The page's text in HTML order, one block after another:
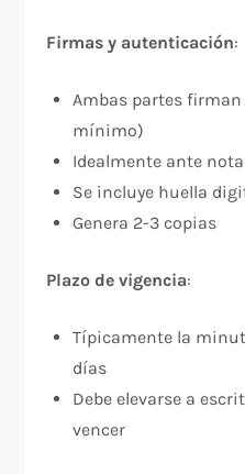
Firmas y autenticación:​
Ambas partes
mínimo)
Idealmente ante
Se incluye huella
Genera 2-3 copias
Plazo de vigencia:​
Típicamente la
días
Debe elevarse a
vencer